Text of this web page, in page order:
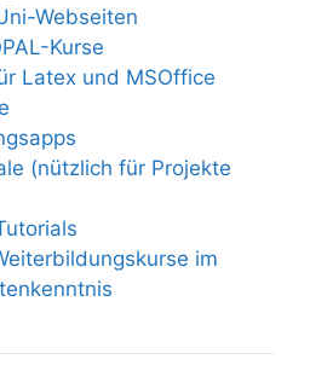
Webseiten
Kurse
Latex und MSOffice
(nützlich für Projekte
im